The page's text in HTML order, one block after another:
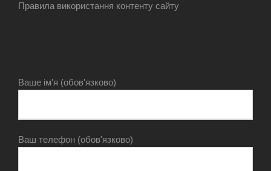
Правила використання контенту сайту
Ваше ім'я (обов'язково)
Ваш телефон (обов'язково)